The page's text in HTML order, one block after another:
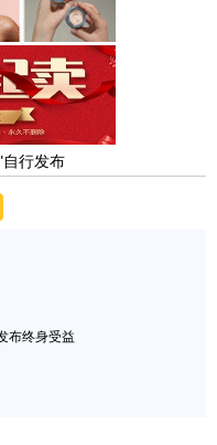
行发布
布终身受益